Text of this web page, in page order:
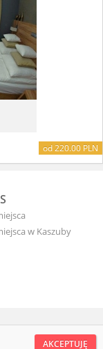
od 220.00 PLN
w Kaszuby
AKCEPTUJĘ